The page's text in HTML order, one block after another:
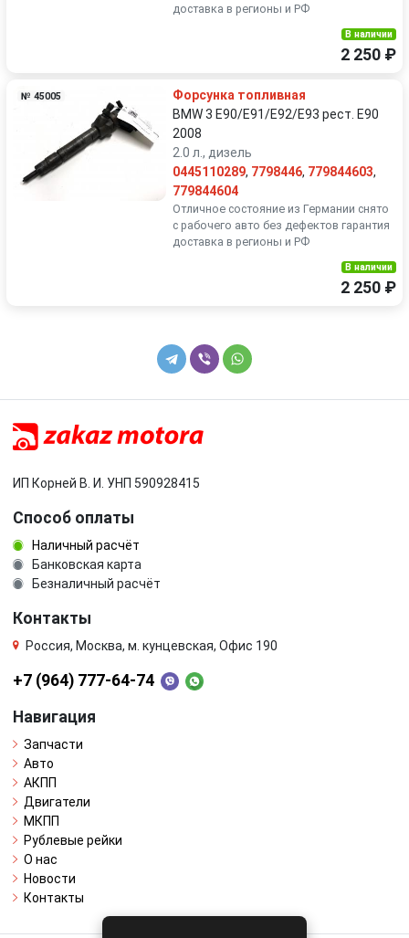
доставка в регионы и РФ
В наличии
2 250 ₽
№ 45005
Форсунка топливная
BMW 3 E90/E91/E92/E93 рест. E90
2008
2.0 л., дизель
0445110289, 7798446, 779844603,
779844604
Отличное состояние из Германии снято
с рабочего авто без дефектов гарантия
доставка в регионы и РФ
В наличии
2 250 ₽
ИП Корней В. И. УНП 590928415
Способ оплаты
Наличный расчёт
Банковская карта
Безналичный расчёт
Контакты
Россия, Москва, м. кунцевская, Офис 190
+7 (964) 777-64-74
Навигация
Запчасти
Авто
АКПП
Двигатели
МКПП
Рублевые рейки
О нас
Новости
Контакты